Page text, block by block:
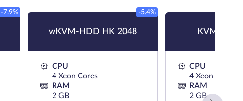
-7.9%
wKVM-HDD HK 2048
-5.4%
CPU
4 Xeon Cores
RAM
2 GB
KVM-HDD
CPU
4 Xeon Cores
RAM
2 GB